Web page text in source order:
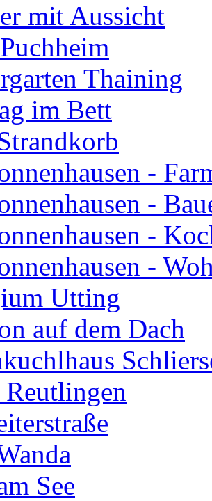
mit Aussicht
Thaining
im Bett
-
-
-
-
Utting
auf dem Dach
See